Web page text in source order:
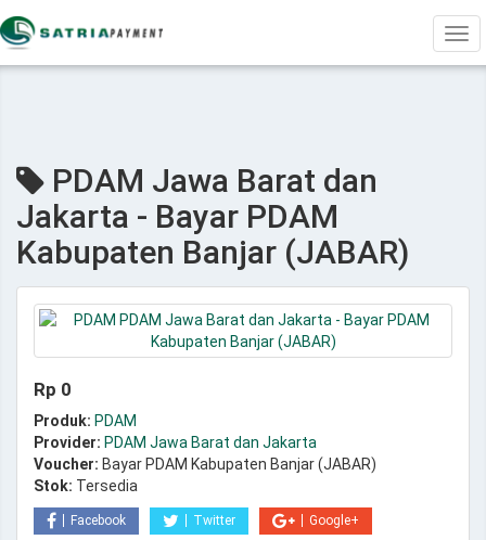
PDAM Jawa Barat dan
Jakarta - Bayar PDAM
Kabupaten Banjar (JABAR)
Rp 0
Produk: PDAM
Provider: PDAM Jawa Barat dan Jakarta
Voucher: Bayar PDAM Kabupaten Banjar (JABAR)
Stok: Tersedia
Facebook Twitter Google+